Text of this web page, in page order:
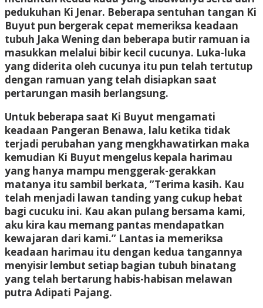
pedukuhan Ki Jenar. Beberapa sentuhan tangan Ki
Buyut pun bergerak cepat memeriksa keadaan
tubuh Jaka Wening dan beberapa butir ramuan ia
masukkan melalui bibir kecil cucunya. Luka-luka
yang diderita oleh cucunya itu pun telah tertutup
dengan ramuan yang telah disiapkan saat
pertarungan masih berlangsung.
Untuk beberapa saat Ki Buyut mengamati
keadaan Pangeran Benawa, lalu ketika tidak
terjadi perubahan yang mengkhawatirkan maka
kemudian Ki Buyut mengelus kepala harimau
yang hanya mampu menggerak-gerakkan
matanya itu sambil berkata, ”Terima kasih. Kau
telah menjadi lawan tanding yang cukup hebat
bagi cucuku ini. Kau akan pulang bersama kami,
aku kira kau memang pantas mendapatkan
kewajaran dari kami.” Lantas ia memeriksa
keadaan harimau itu dengan kedua tangannya
menyisir lembut setiap bagian tubuh binatang
yang telah bertarung habis-habisan melawan
putra Adipati Pajang.